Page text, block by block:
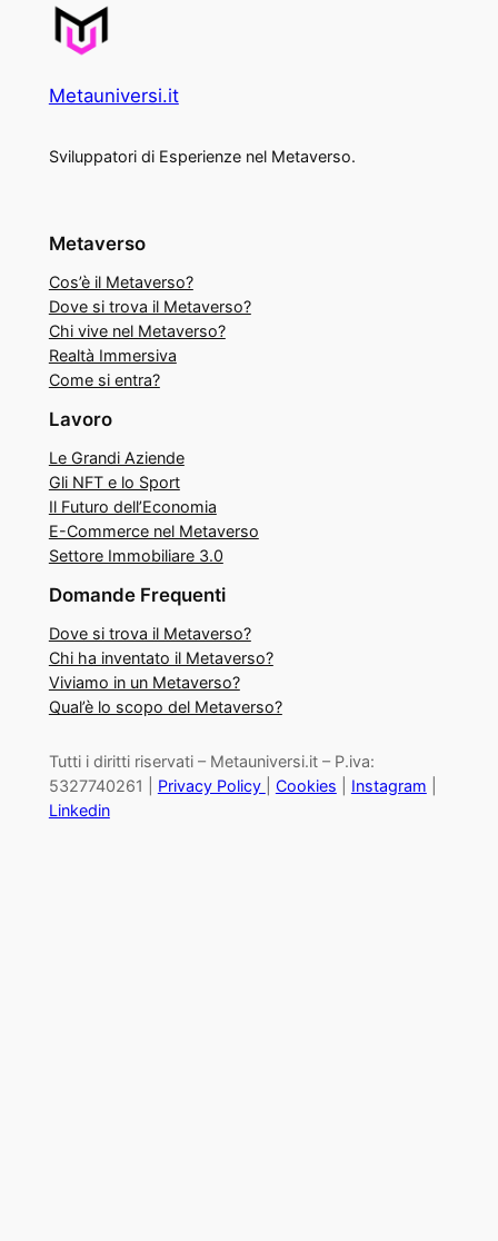
Metauniversi.it
Sviluppatori di Esperienze nel Metaverso.
Metaverso
Cos’è il Metaverso?
Dove si trova il Metaverso?
Chi vive nel Metaverso?
Realtà Immersiva
Come si entra?
Lavoro
Le Grandi Aziende
Gli NFT e lo Sport
Il Futuro dell’Economia
E-Commerce nel Metaverso
Settore Immobiliare 3.0
Domande Frequenti
Dove si trova il Metaverso?
Chi ha inventato il Metaverso?
Viviamo in un Metaverso?
Qual’è lo scopo del Metaverso?
Tutti i diritti riservati – Metauniversi.it – P.iva:
5327740261 | Privacy Policy Cookies Instagram
Linkedin